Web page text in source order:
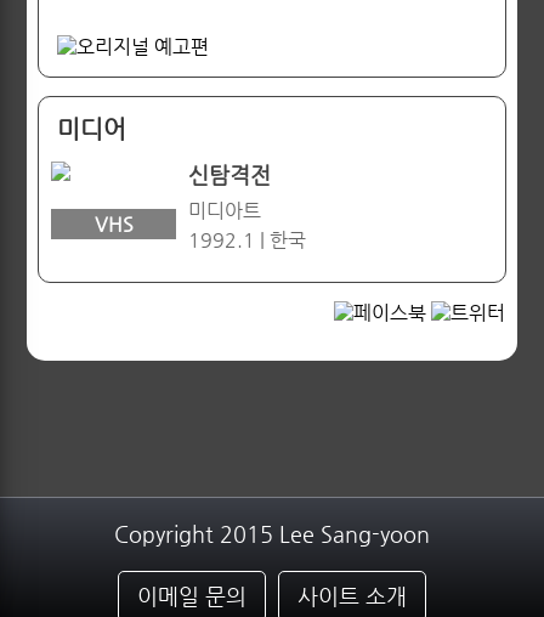
미디어
VHS
신탐격전
미디아트
1992.1 | 한국
Copyright 2015 Lee Sang-yoon
이메일 문의 사이트 소개